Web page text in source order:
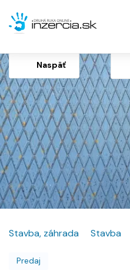
Naspäť
Stavba, záhrada Stavba
Predaj